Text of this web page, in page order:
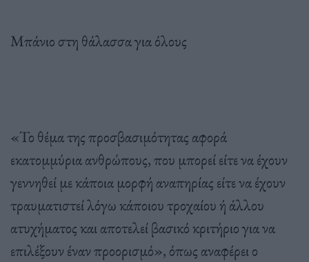
Μπάνιο στη θάλασσα για όλους
«Το θέμα της προσβασιμότητας αφορά
εκατομμύρια ανθρώπους, που μπορεί είτε να έχουν
γεννηθεί με κάποια μορφή αναπηρίας είτε να έχουν
τραυματιστεί λόγω κάποιου τροχαίου ή άλλου
ατυχήματος και αποτελεί βασικό κριτήριο για να
επιλέξουν έναν προορισμό», όπως αναφέρει ο